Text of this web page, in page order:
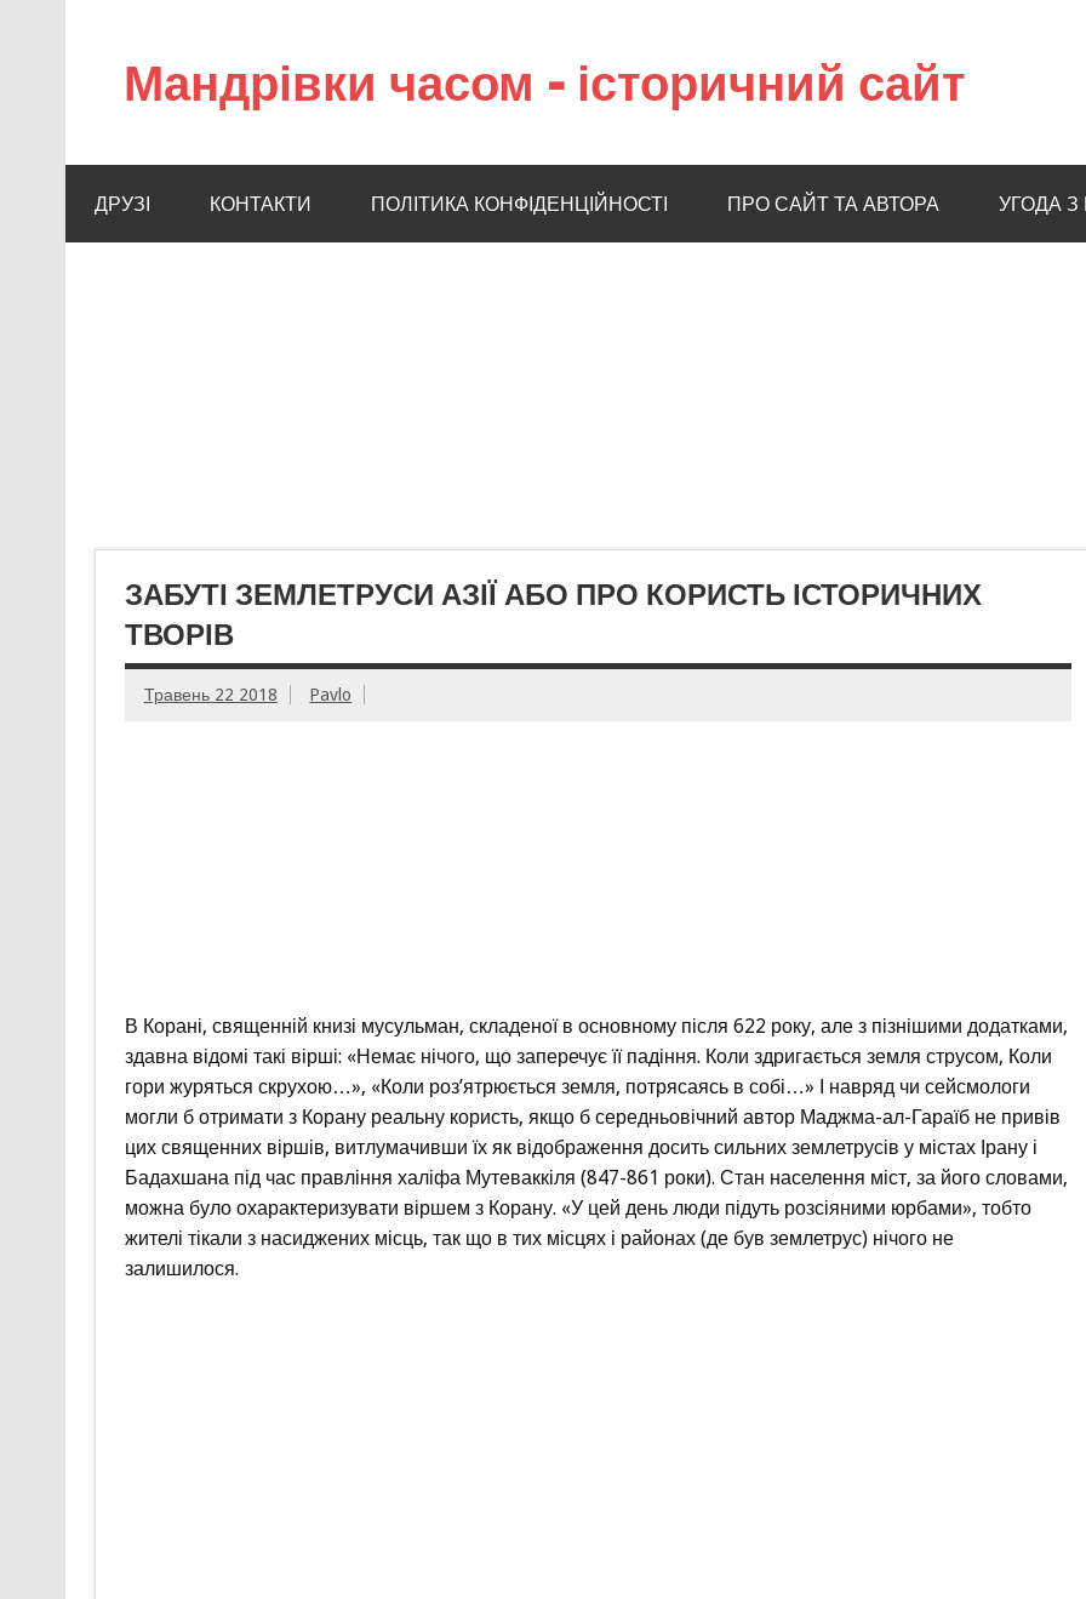
Мандрівки часом – історичний сайт
ДРУЗІ КОНТАКТИ ПОЛІТИКА КОНФІДЕНЦІЙНОСТІ ПРО САЙТ ТА АВТОРА УГОДА
ЗАБУТІ ЗЕМЛЕТРУСИ АЗІЇ АБО ПРО КОРИСТЬ ІСТОРИЧНИХ
ТВОРІВ
Травень 22 2018 Pavlo
В Корані, священній книзі мусульман, складеної в основному після 622 року, але з пізнішими додатками,
здавна відомі такі вірші: «Немає нічого, що заперечує її падіння. Коли здригається земля струсом, Коли
гори журяться скрухою…», «Коли роз’ятрюється земля, потрясаясь в собі…» І навряд чи сейсмологи
могли б отримати з Корану реальну користь, якщо б середньовічний автор Маджма-ал-Гараїб не привів
цих священних віршів, витлумачивши їх як відображення досить сильних землетрусів у містах Ірану і
Бадахшана під час правління халіфа Мутеваккіля (847-861 роки). Стан населення міст, за його словами,
можна було охарактеризувати віршем з Корану. «У цей день люди підуть розсіяними юрбами», тобто
жителі тікали з насиджених місць, так що в тих місцях і районах (де був землетрус) нічого не
залишилося.